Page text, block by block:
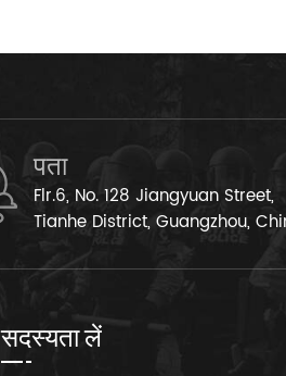
पता
Flr.6, No. 128 Jiangyuan Street,
Tianhe District, Guangzhou,
सदस्यता लें